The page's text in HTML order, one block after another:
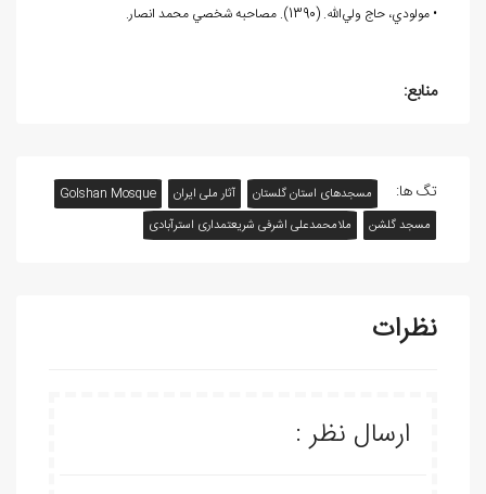
• مولودي، حاج ولي‌الله. (1390). مصاحبه شخصي محمد انصار.
منابع:
تگ ها: مسجدهای استان گلستان آثار ملی ایران
Golshan Mosque
مسجد گلشن
ملامحمدعلی اشرفی شریعتمداری استرآبادی
نظرات
ارسال نظر :